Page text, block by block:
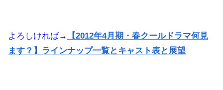
よろしければ→
【2012年4月期・春クールドラマ何見
ます？】ラインナップ一覧とキャスト表と展望